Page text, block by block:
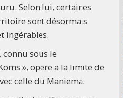
Selon lui, certaines
sont désormais
ingérables.
connu sous le
», opère à la limite de
celle du Maniema.